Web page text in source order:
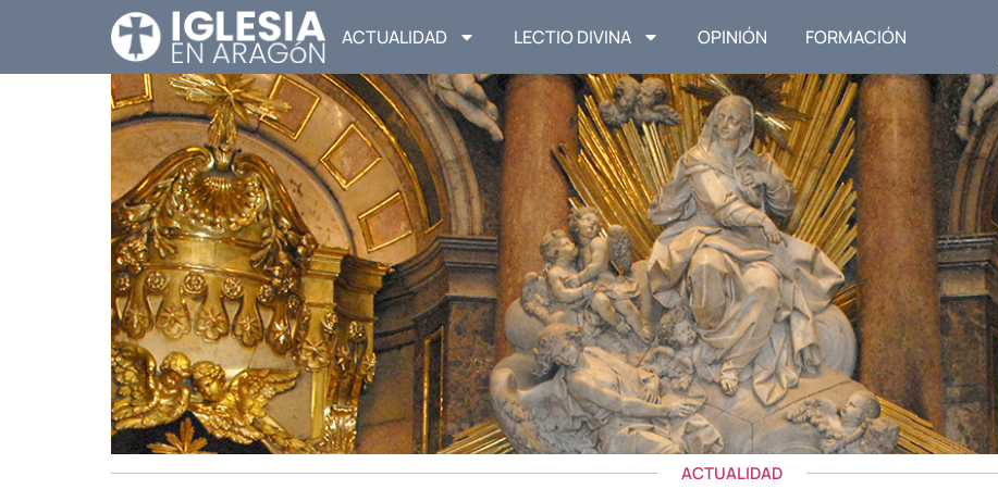
ACTUALIDAD LECTIO DIVINA OPINIÓN FORMACIÓN
ACTUALIDAD